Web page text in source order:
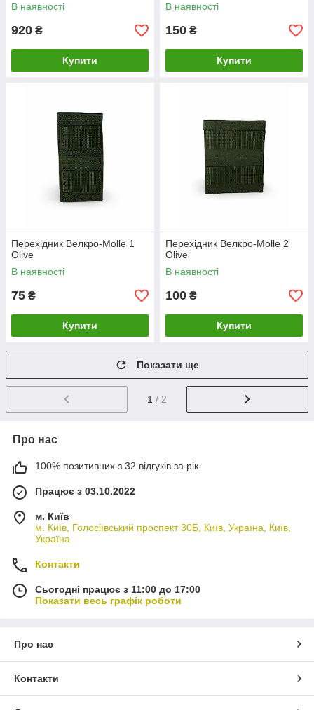
В наявності
920 ₴
Купити
В наявності
150 ₴
Купити
Перехідник Велкро-Molle 1
Olive
В наявності
75 ₴
Купити
Перехідник Велкро-Molle 2
Olive
В наявності
100 ₴
Купити
Показати ще
1 / 2
Про нас
100% позитивних з 32 відгуків за рік
Працює з 03.10.2022
м. Київ
м. Київ, Голосіївський проспект 30Б, Київ, Україна, Київ,
Україна
Контакти
Сьогодні працює з 11:00 до 17:00
Показати весь графік роботи
Про нас
Контакти